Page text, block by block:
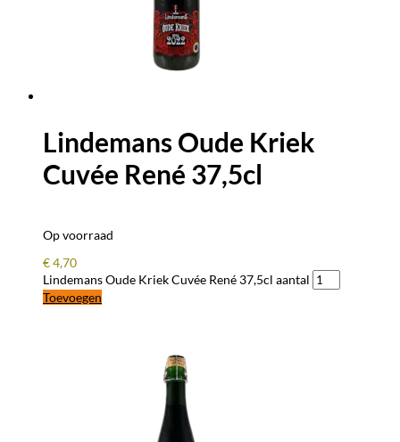
Lindemans Oude Kriek
Cuvée René 37,5cl
Op voorraad
€4,70
Lindemans Oude Kriek Cuvée René 37,5cl aantal
Toevoegen